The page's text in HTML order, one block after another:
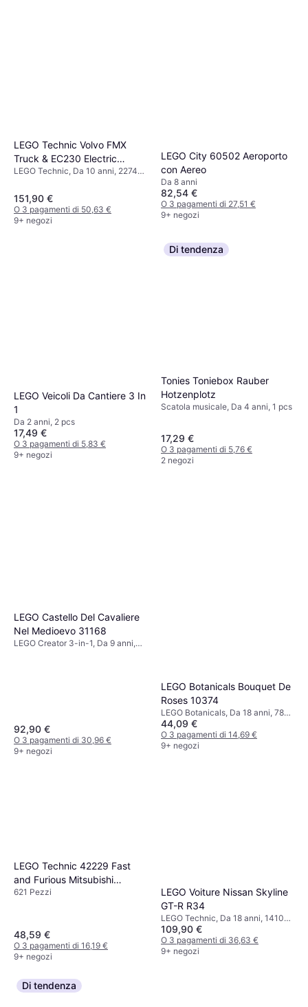
LEGO Technic Volvo FMX
Truck & EC230 Electric
Excavator 42175
LEGO Technic, Da 10 anni, 2274
151,90 €
O 3 pagamenti di 50,63 €
9+ negozi
LEGO City 60502 Aeroporto
con Aereo
Da 8 anni
82,54 €
O 3 pagamenti di 27,51 €
9+ negozi
LEGO Veicoli Da Cantiere 3 In
1
Da 2 anni, 2 pcs
17,49 €
O 3 pagamenti di 5,83 €
9+ negozi
Di tendenza
Tonies Toniebox Rauber
Hotzenplotz
Scatola musicale, Da 4 anni, 1 pcs
17,29 €
O 3 pagamenti di 5,76 €
2 negozi
LEGO Castello Del Cavaliere
Nel Medioevo 31168
LEGO Creator 3-in-1, Da 9 anni,
92,90 €
O 3 pagamenti di 30,96 €
9+ negozi
LEGO Botanicals Bouquet De
Roses 10374
LEGO Botanicals, Da 18 anni, 789
Pezzi
44,09 €
O 3 pagamenti di 14,69 €
9+ negozi
LEGO Technic 42229 Fast
and Furious Mitsubishi
Eclipse Auto
621 Pezzi
48,59 €
O 3 pagamenti di 16,19 €
9+ negozi
LEGO Voiture Nissan Skyline
GT-R R34
LEGO Technic, Da 18 anni, 1410
Pezzi
109,90 €
O 3 pagamenti di 36,63 €
9+ negozi
Di tendenza